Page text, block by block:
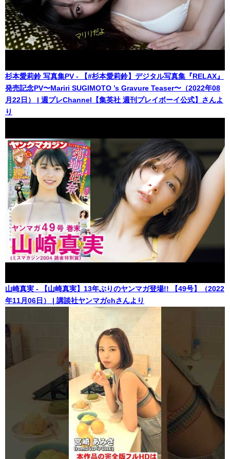
杉本愛莉鈴 写真集PV - 【#杉本愛莉鈴】デジタル写真集『RELAX』
発売記念PV〜Mariri SUGIMOTO ’s Gravure Teaser〜（2022年08
月22日） | 週プレChannel【集英社 週刊プレイボーイ公式】さんよ
り
山崎真実 - 【山崎真実】13年ぶりのヤンマガ登場!! 【49号】（2022
年11月06日） | 講談社ヤンマガchさんより